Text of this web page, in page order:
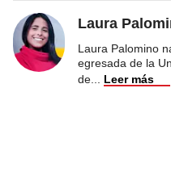
Laura
Laura Palomino
egresada de la
de
Leer más